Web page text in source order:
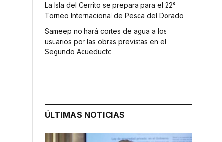
La Isla del Cerrito se prepara para el 22°
Torneo Internacional de Pesca del Dorado
Sameep no hará cortes de agua a los
usuarios por las obras previstas en el
Segundo Acueducto
ÚLTIMAS NOTICIAS